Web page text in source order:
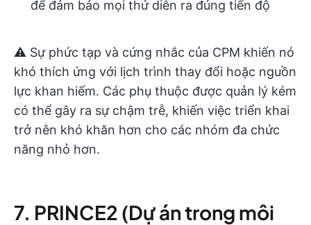
để đảm bảo mọi thứ diễn ra đúng tiến độ
⚠️ Sự phức tạp và cứng nhắc của CPM khiến nó
khó thích ứng với lịch trình thay đổi hoặc nguồn
lực khan hiếm. Các phụ thuộc được quản lý kém
có thể gây ra sự chậm trễ, khiến việc triển khai
trở nên khó khăn hơn cho các nhóm đa chức
năng nhỏ hơn.
7. PRINCE2 (Dự án trong môi